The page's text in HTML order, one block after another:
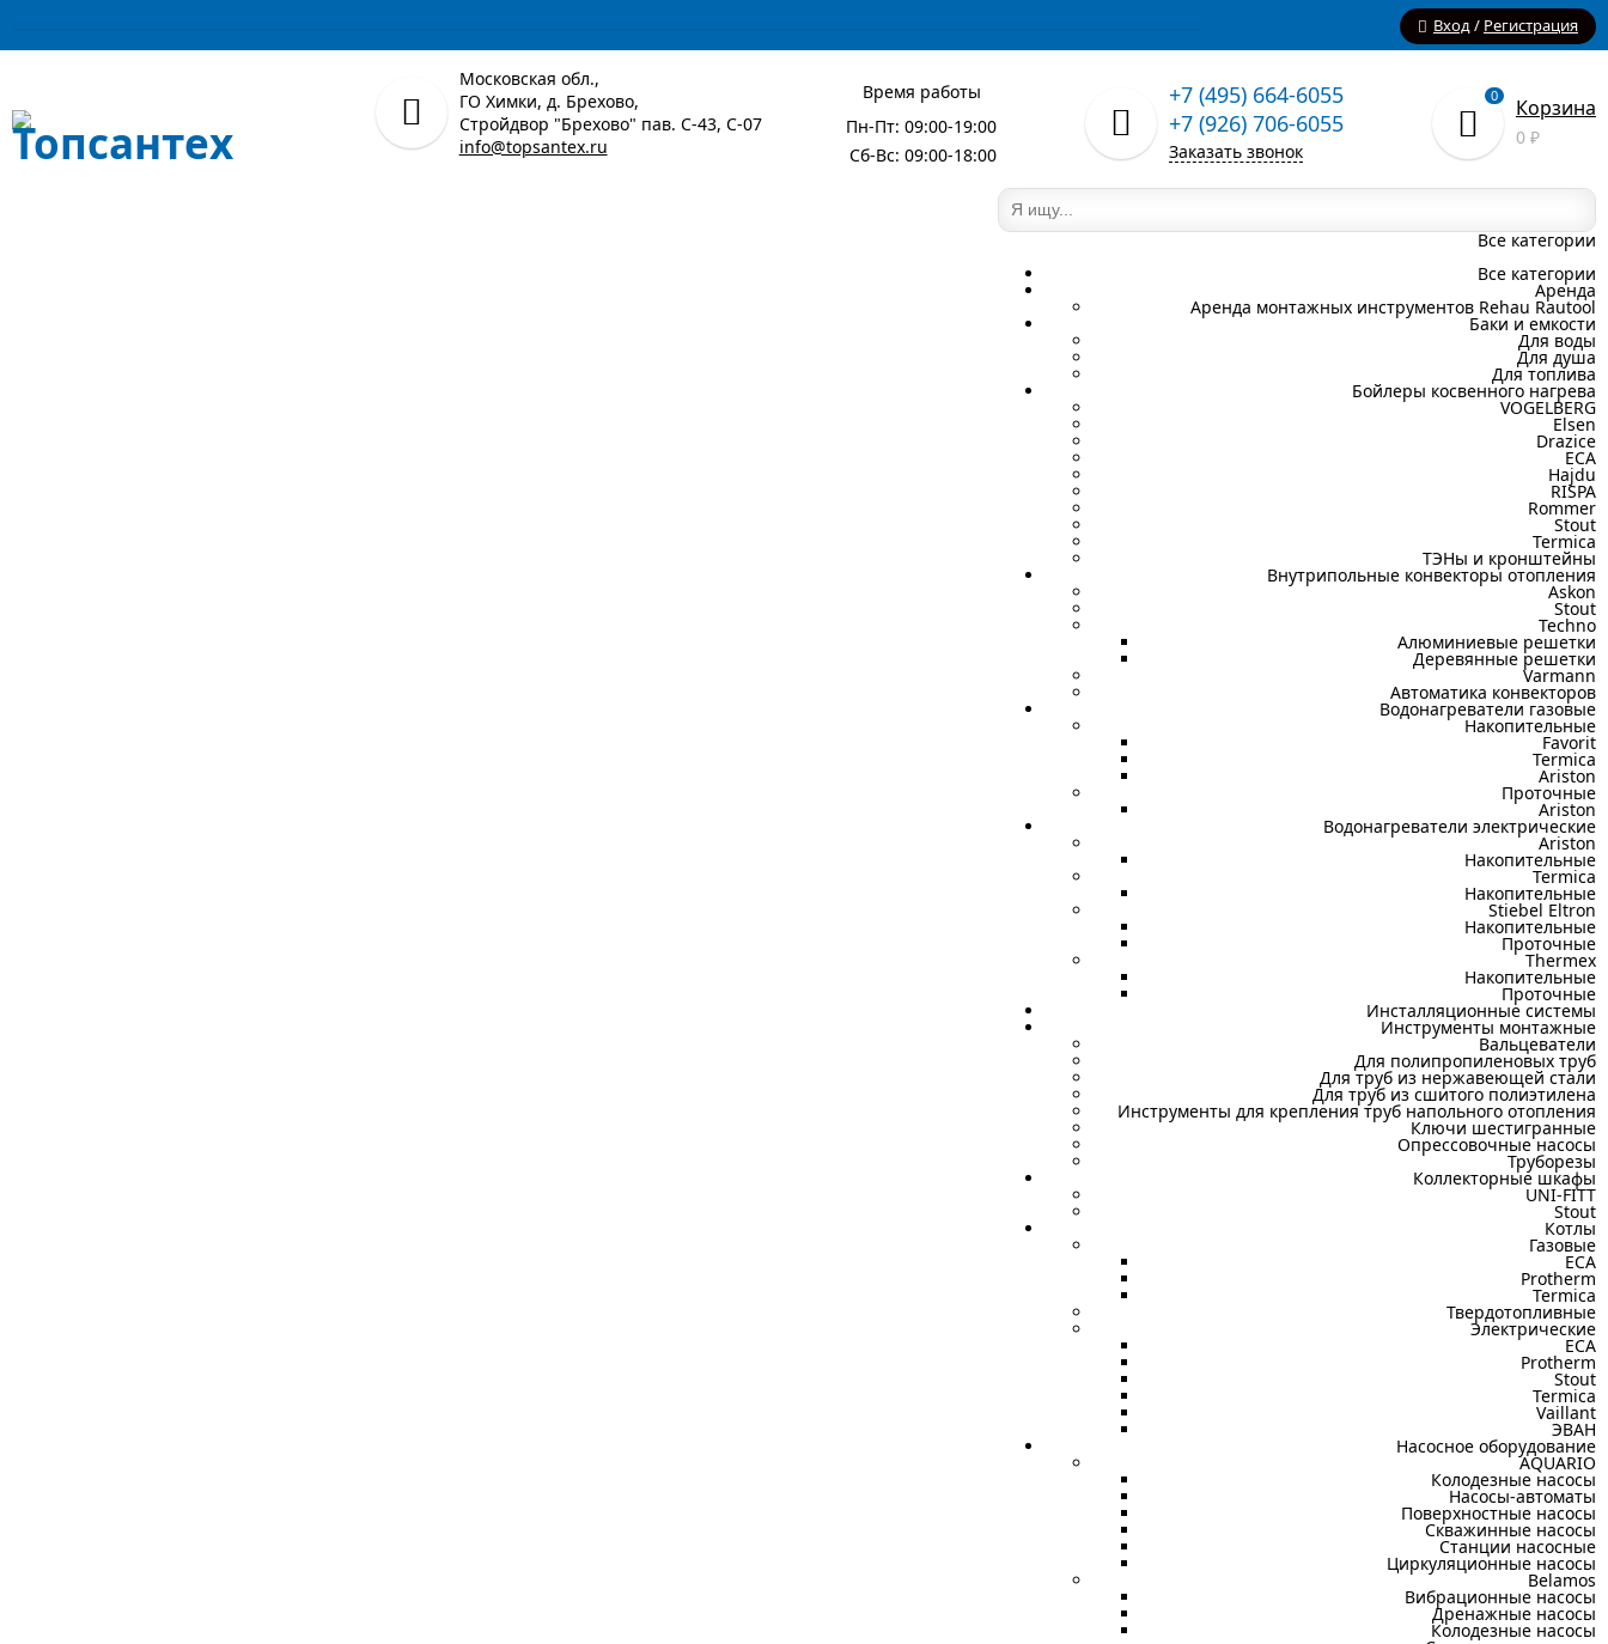
Вход/ Регистрация
Московская обл.,
ГО Химки, д. Брехово,
Стройдвор "Брехово" пав. С-43, С-07
info@topsantex.ru
Время работы
Пн-Пт: 09:00-19:00
Сб-Вс: 09:00-18:00
+7 (495) 664-6055
+7 (926) 706-6055
Заказать звонок
0 Корзина
0 ₽
Все категории
Все категории
Аренда
Аренда монтажных инструментов Rehau Rautool
Баки и емкости
Для воды
Для душа
Для топлива
Бойлеры косвенного нагрева
VOGELBERG
Elsen
Drazice
ECA
Hajdu
RISPA
Rommer
Stout
Termica
ТЭНы и кронштейны
Внутрипольные конвекторы отопления
Askon
Stout
Techno
Алюминиевые решетки
Деревянные решетки
Varmann
Автоматика конвекторов
Водонагреватели газовые
Накопительные
Favorit
Termica
Ariston
Проточные
Ariston
Водонагреватели электрические
Ariston
Накопительные
Termica
Накопительные
Stiebel Eltron
Накопительные
Проточные
Thermex
Накопительные
Проточные
Инсталляционные системы
Инструменты монтажные
Вальцеватели
Для полипропиленовых труб
Для труб из нержавеющей стали
Для труб из сшитого полиэтилена
Инструменты для крепления труб напольного отопления
Ключи шестигранные
Опрессовочные насосы
Труборезы
Коллекторные шкафы
UNI-FITT
Stout
Котлы
Газовые
ECA
Protherm
Termica
Твердотопливные
Электрические
ECA
Protherm
Stout
Termica
Vaillant
ЭВАН
Насосное оборудование
AQUARIO
Колодезные насосы
Насосы-автоматы
Поверхностные насосы
Скважинные насосы
Станции насосные
Циркуляционные насосы
Belamos
Вибрационные насосы
Дренажные насосы
Колодезные насосы